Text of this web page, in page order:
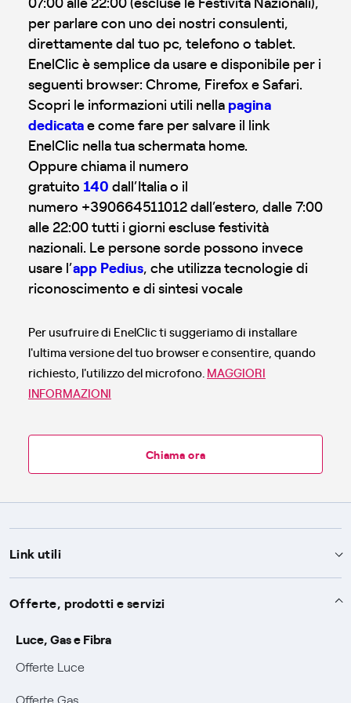
per parlare con uno dei nostri consulenti,
direttamente dal tuo pc, telefono o tablet.
EnelClic è semplice da usare e disponibile per i
seguenti browser: Chrome, Firefox e Safari.
Scopri le informazioni utili nella pagina
dedicatae come fare per salvare il link
EnelClic nella tua schermata home.
Oppure chiama il numero
gratuito 140 dall’Italia o il
numero +390664511012 dall’estero, dalle 7:00
alle 22:00 tutti i giorni escluse festività
nazionali. Le persone sorde possono invece
usare l’app Pedius, che utilizza tecnologie di
riconoscimento e di sintesi vocale
Per usufruire di EnelClic ti suggeriamo di installare
l'ultima versione del tuo browser e consentire, quando
richiesto, l'utilizzo del microfono. MAGGIORI
INFORMAZIONI
Chiama ora
Link utili
Assistenza
Avvisi
SOS luce e gas
Conciliazioni e risoluzione delle controversie
Servizi
Servizio di salvaguardia
Collabora con noi
Offerte, prodotti e servizi
Luce, Gas e Fibra
Offerte Luce